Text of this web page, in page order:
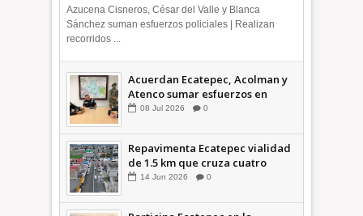
Azucena Cisneros, César del Valle y Blanca
Sánchez suman esfuerzos policiales | Realizan
recorridos ...
Acuerdan Ecatepec, Acolman y
Atenco sumar esfuerzos en
seguridad
08 Jul 2026 0
Repavimenta Ecatepec vialidad
de 1.5 km que cruza cuatro
comunidades +Video
14 Jun 2026 0